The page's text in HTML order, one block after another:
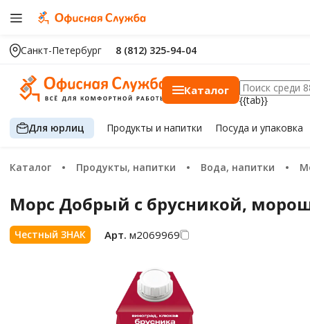
Санкт-Петербург 8 (812) 325-94-04
Каталог
{{tab}}
Для юрлиц Продуктыи напитки Посуда и упаковка
Каталог Продукты, напитки Вода, напитки
Морс Добрый с брусникой,
Честный ЗНАК Арт. м2069969